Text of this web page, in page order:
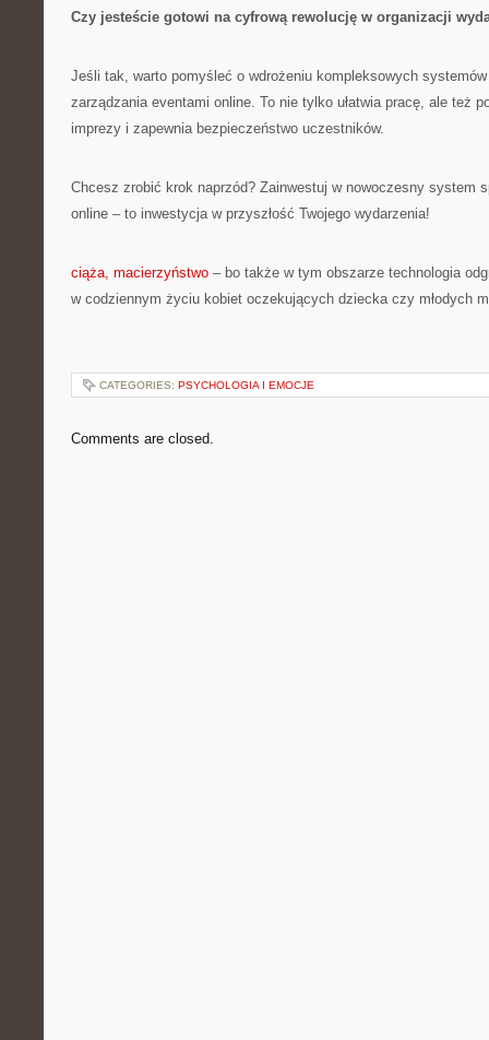
Czy jesteście gotowi na cyfrową rewolucję w organizacji
Jeśli tak, warto pomyśleć o wdrożeniu kompleksowych
zarządzania eventami online. To nie tylko ułatwia pracę, ale też
imprezy i zapewnia bezpieczeństwo uczestników.
Chcesz zrobić krok naprzód? Zainwestuj w nowoczesny system
online – to inwestycja w przyszłość Twojego wydarzenia!
ciąża, macierzyństwo – bo także w tym obszarze technologia
w codziennym życiu kobiet oczekujących dziecka czy młodych
CATEGORIES: PSYCHOLOGIA I EMOCJE
Comments are closed.